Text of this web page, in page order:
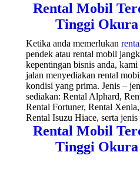
Rental Mobil
Tinggi
Ketika anda memerlukan
pendek atau rental mobil
kepentingan bisnis anda,
jalan menyediakan rental
kondisi yang prima. Jenis –
sediakan: Rental Alphard,
Rental Fortuner, Rental
Rental Isuzu Hiace, serta
Rental Mobil
Tinggi